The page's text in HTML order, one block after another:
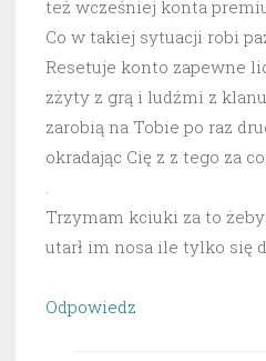
też wcześniej konta
Co w takiej sytuacji robi
Resetuje konto zapewne
zżyty z grą i ludźmi z
zarobią na Tobie po raz
okradając Cię z z tego za
.
Trzymam kciuki za to
utarł im nosa ile tylko się
Odpowiedz